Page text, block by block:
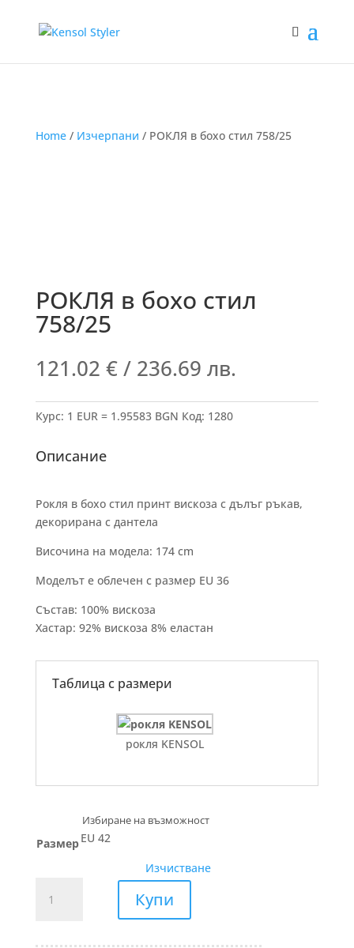
Home/ Изчерпани / РОКЛЯ в бохо стил 758/25
РОКЛЯ в бохо стил
758/25
121.02 €/ 236.69 лв.
Курс: 1 EUR = 1.95583 BGN Код: 1280
Описание
Рокля в бохо стил принт вискоза с дълъг ръкав,
декорирана с дантела
Височина на модела: 174 cm
Моделът е облечен с размер EU 36
Състав: 100% вискоза
Хастар: 92% вискоза 8% еластан
Таблица с размери
рокля KENSOL
РазмерEU 42
Изчистване
Купи